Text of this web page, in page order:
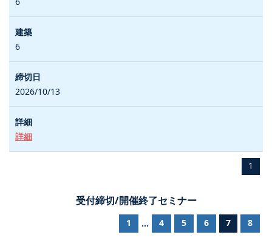
6
2026/10/13
詳細
1
受付締切/開催終了セミナー
1 ... 4 5 6 7 8